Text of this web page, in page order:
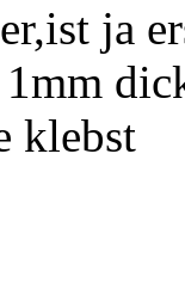
ja
klebst